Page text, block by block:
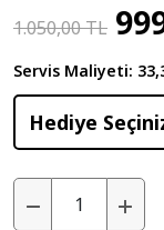
1.050,00 TL
Servis Maliyeti:
Hediye